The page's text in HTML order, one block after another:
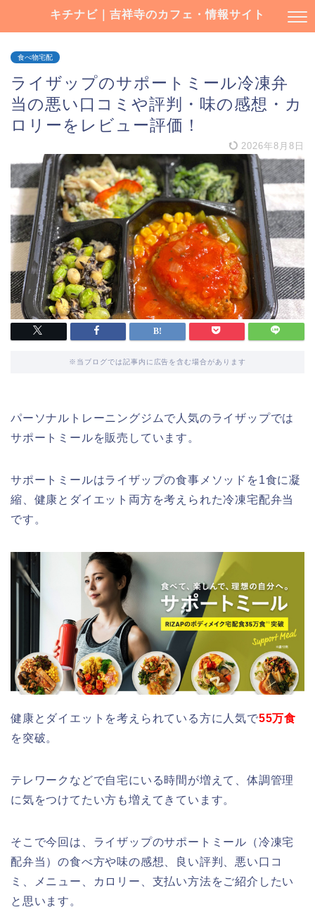
キチナビ｜吉祥寺のカフェ・情報サイト
食べ物宅配
ライザップのサポートミール冷凍弁
当の悪い口コミや評判・味の感想・カ
ロリーをレビュー評価！
2026年8月8日
※当ブログでは記事内に広告を含む場合があります
パーソナルトレーニングジムで人気のライザップでは
サポートミールを販売しています。
サポートミールはライザップの食事メソッドを1食に凝
縮、健康とダイエット両方を考えられた冷凍宅配弁当
です。
健康とダイエットを考えられている方に人気で55万食
を突破。
テレワークなどで自宅にいる時間が増えて、体調管理
に気をつけてたい方も増えてきています。
そこで今回は、ライザップのサポートミール（冷凍宅
配弁当）の食べ方や味の感想、良い評判、悪い口コ
ミ、メニュー、カロリー、支払い方法をご紹介したい
と思います。